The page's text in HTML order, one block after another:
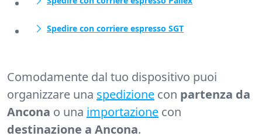
Spedire con corriere espresso SGT
Comodamente dal tuo dispositivo puoi
organizzare una spedizione con partenza da
Ancona o una importazione con
destinazione a Ancona.